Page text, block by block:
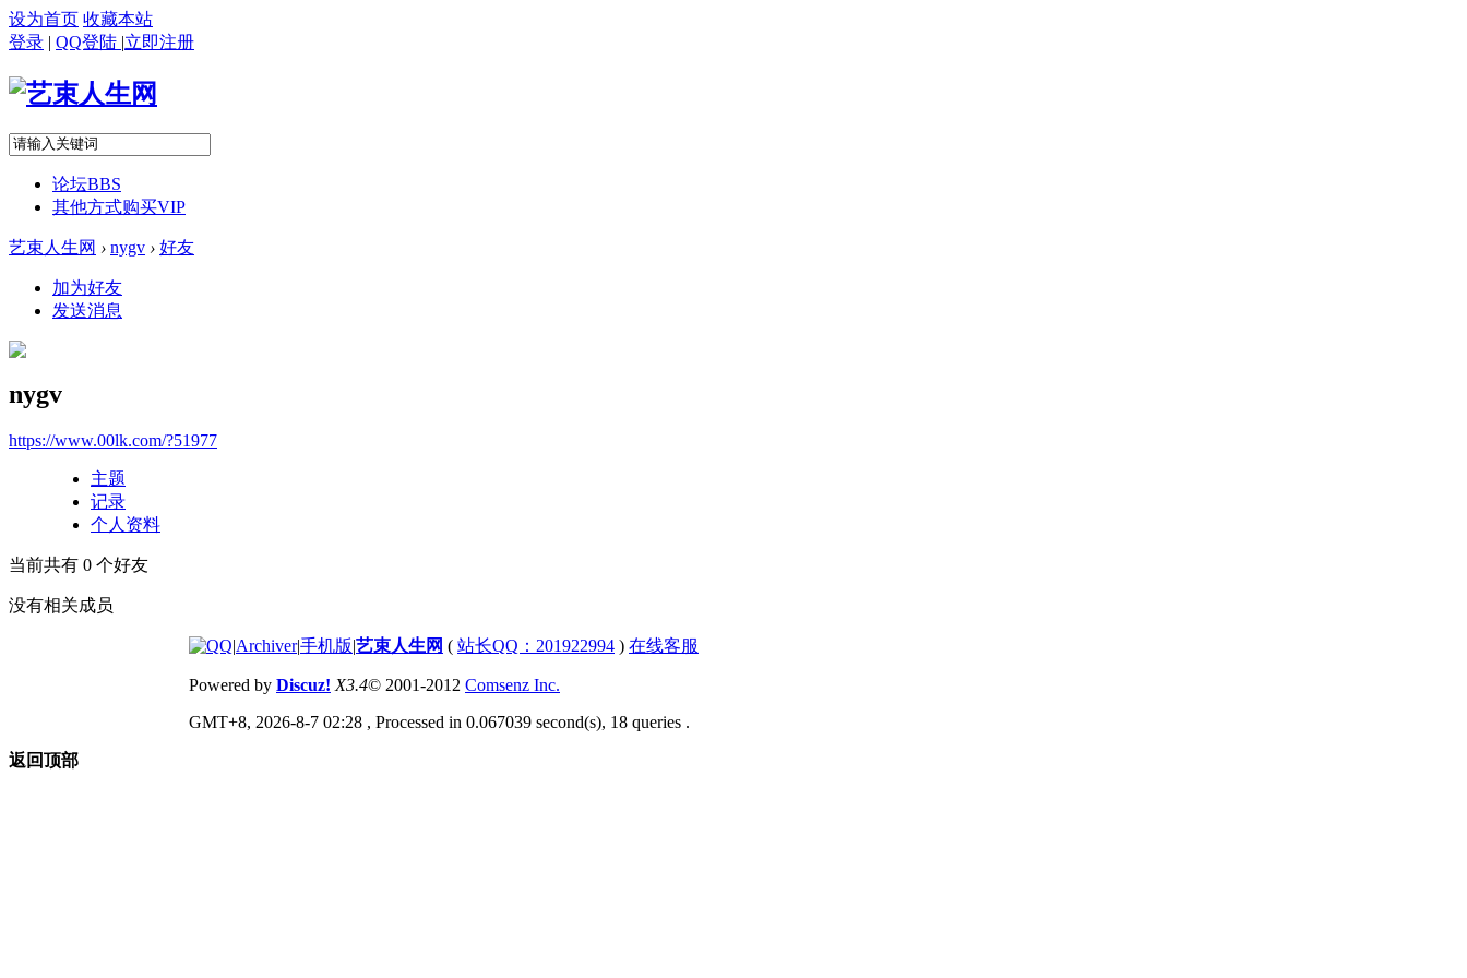
设为首页 收藏本站
登录 | QQ登陆 |立即注册
论坛BBS
其他方式购买VIP
艺束人生网 › nygv › 好友
加为好友
发送消息
nygv
https://www.00lk.com/?51977
主题
记录
个人资料
当前共有 0 个好友
没有相关成员
|Archiver|手机版|艺束人生网 ( 站长QQ：201922994 ) 在线客服
Powered by Discuz! X3.4© 2001-2012 Comsenz Inc.
GMT+8, 2026-8-7 02:28 , Processed in 0.067039 second(s), 18 queries .
返回顶部